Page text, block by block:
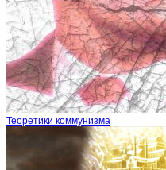
Теоретики коммунизма